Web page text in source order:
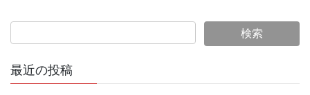
最近の投稿